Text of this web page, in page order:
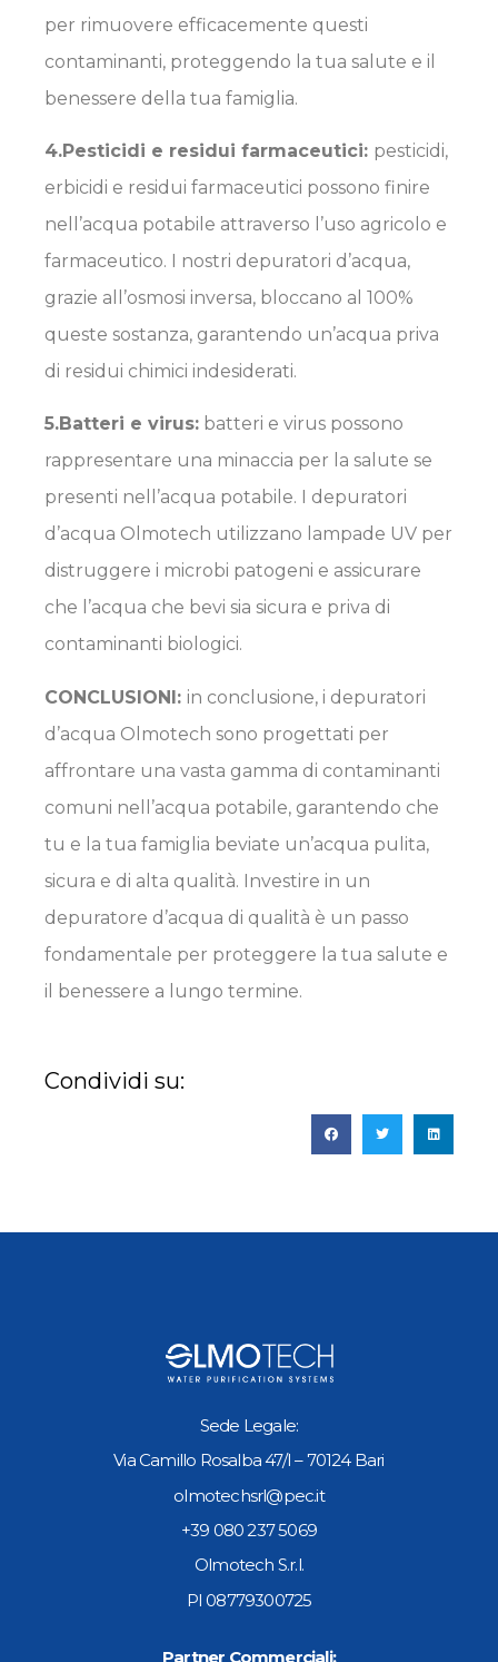
per rimuovere efficacemente questi
contaminanti, proteggendo la tua salute e il
benessere della tua famiglia.
4.Pesticidi e residui farmaceutici: pesticidi,
erbicidi e residui farmaceutici possono finire
nell’acqua potabile attraverso l’uso agricolo e
farmaceutico. I nostri depuratori d’acqua,
grazie all’osmosi inversa, bloccano al 100%
queste sostanza, garantendo un’acqua priva
di residui chimici indesiderati.
5.Batteri e virus: batteri e virus possono
rappresentare una minaccia per la salute se
presenti nell’acqua potabile. I depuratori
d’acqua Olmotech utilizzano lampade UV per
distruggere i microbi patogeni e assicurare
che l’acqua che bevi sia sicura e priva di
contaminanti biologici.
CONCLUSIONI: in conclusione, i depuratori
d’acqua Olmotech sono progettati per
affrontare una vasta gamma di contaminanti
comuni nell’acqua potabile, garantendo che
tu e la tua famiglia beviate un’acqua pulita,
sicura e di alta qualità. Investire in un
depuratore d’acqua di qualità è un passo
fondamentale per proteggere la tua salute e
il benessere a lungo termine.
Condividi su:
Sede Legale:
Via Camillo Rosalba 47/I – 70124 Bari
olmotechsrl@pec.it
+39 080 237 5069
Olmotech S.r.l.
PI 08779300725
Partner Commerciali: